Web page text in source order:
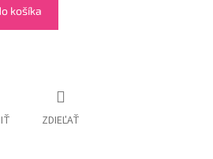
košíka
ZDIEĽAŤ